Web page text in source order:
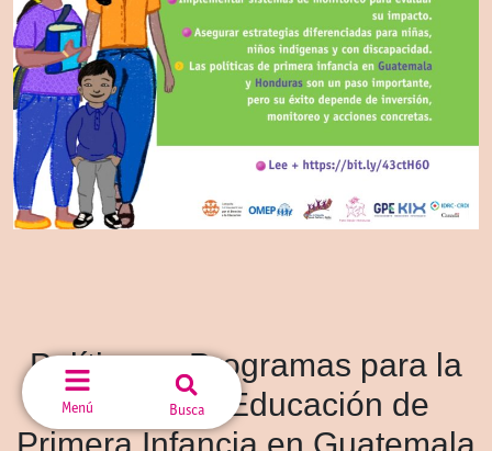
Políticas y Programas para la
Atención y Educación de
Menú Busca